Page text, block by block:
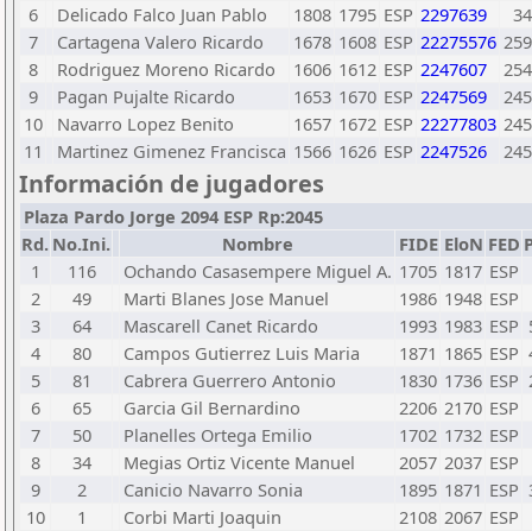
6
Delicado Falco Juan Pablo 1808 1795 ESP 2297639
7
Cartagena Valero Ricardo 1678 1608 ESP 22275576
8
Rodriguez Moreno Ricardo 1606 1612 ESP 2247607
9
Pagan Pujalte Ricardo 1653 1670 ESP 2247569
10
Navarro Lopez Benito 1657 1672 ESP 22277803
11
Martinez Gimenez Francisca 1566 1626 ESP 2247526
Información de jugadores
Plaza Pardo Jorge 2094 ESP Rp:2045
Rd. No.Ini. Nombre FIDE EloN FED
1
116 Ochando Casasempere Miguel A. 1705 1817 ESP
2
49 Marti Blanes Jose Manuel 1986 1948 ESP
3
64 Mascarell Canet Ricardo 1993 1983 ESP
4
80 Campos Gutierrez Luis Maria 1871 1865 ESP
5
81 Cabrera Guerrero Antonio 1830 1736 ESP
6
65 Garcia Gil Bernardino 2206 2170 ESP
7
50 Planelles Ortega Emilio 1702 1732 ESP
8
34 Megias Ortiz Vicente Manuel 2057 2037 ESP
9
2 Canicio Navarro Sonia 1895 1871 ESP
10
1 Corbi Marti Joaquin 2108 2067 ESP